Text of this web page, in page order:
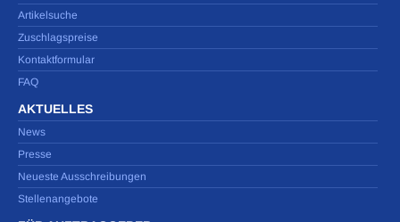
Artikelsuche
Zuschlagspreise
Kontaktformular
FAQ
AKTUELLES
News
Presse
Neueste Ausschreibungen
Stellenangebote